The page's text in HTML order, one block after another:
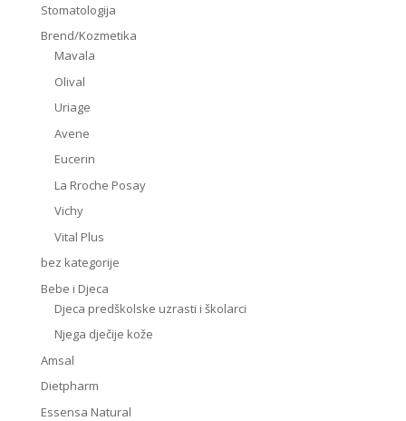
Stomatologija
Brend/Kozmetika
Mavala
Olival
Uriage
Avene
Eucerin
La Rroche Posay
Vichy
Vital Plus
bez kategorije
Bebe i Djeca
Djeca predškolske uzrasti i školarci
Njega dječije kože
Amsal
Dietpharm
Essensa Natural